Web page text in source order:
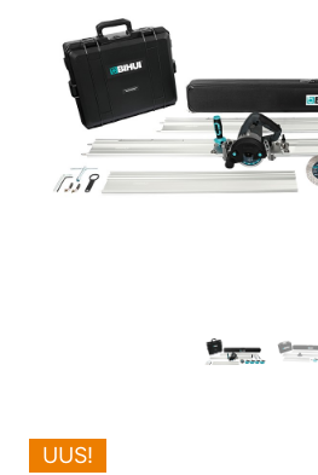
UUS!